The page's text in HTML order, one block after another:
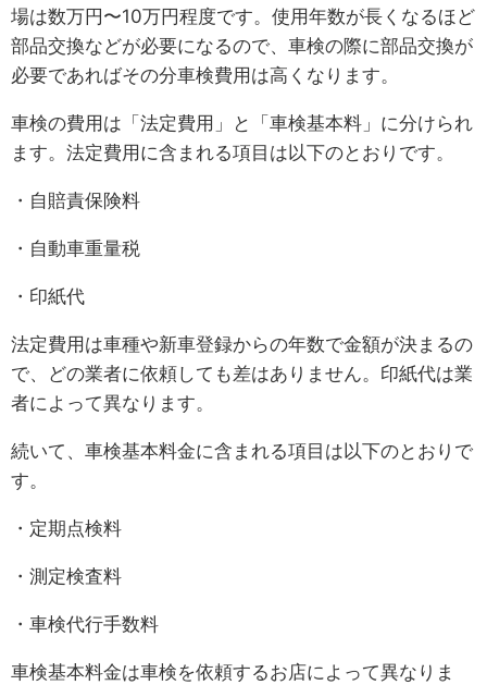
場は数万円〜10万円程度です。使用年数が長くなるほど
部品交換などが必要になるので、車検の際に部品交換が
必要であればその分車検費用は高くなります。
車検の費用は「法定費用」と「車検基本料」に分けられ
ます。法定費用に含まれる項目は以下のとおりです。
・自賠責保険料
・自動車重量税
・印紙代
法定費用は車種や新車登録からの年数で金額が決まるの
で、どの業者に依頼しても差はありません。印紙代は業
者によって異なります。
続いて、車検基本料金に含まれる項目は以下のとおりで
す。
・定期点検料
・測定検査料
・車検代行手数料
車検基本料金は車検を依頼するお店によって異なりま